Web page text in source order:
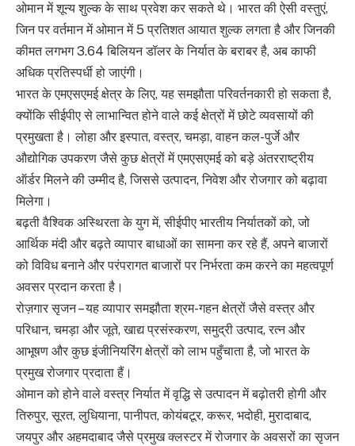
ओमान में शून्य शुल्क के साथ प्रवेश कर सकते थे। भारत की ऐसी वस्तुएं,
जिन पर वर्तमान में ओमान में 5 प्रतिशत आयात शुल्क लगता है और जिनकी
कीमत लगभग 3.64 बिलियन डॉलर के निर्यात के बराबर है, अब काफी
अधिक प्रतिस्पर्धी हो जाएंगी।
भारत के एमएसएमई क्षेत्र के लिए, यह समझौता परिवर्तनकारी हो सकता है,
क्योंकि सीईपीए से लाभान्वित होने वाले कई क्षेत्रों में छोटे व्यवसायों की
प्रमुखता है। लोहा और इस्पात, वस्त्र, चमड़ा, वाहन कल-पुर्जे और
औद्योगिक उपकरण जैसे कुछ क्षेत्रों में एमएसएमई को बड़े अंतरराष्ट्रीय
ऑर्डर मिलने की उम्मीद है, जिससे उत्पादन, निवेश और रोजगार को बढ़ावा
मिलेगा।
बढ़ती वैश्विक अस्थिरता के युग में, सीईपीए भारतीय निर्यातकों को, जो
आर्थिक मंदी और बढ़ते व्यापार बाधाओं का सामना कर रहे हैं, अपने बाजारों
को विविध बनाने और परंपरागत बाजारों पर निर्भरता कम करने का महत्वपूर्ण
अवसर प्रदान करता है।
रोज़गार सृजन – यह व्यापार समझौता श्रम-गहन क्षेत्रों जैसे वस्त्र और
परिधान, चमड़ा और जूते, खाद्य प्रसंस्करण, समुद्री उत्पाद, रत्न और
आभूषण और कुछ इंजीनियरिंग क्षेत्रों को लाभ पहुँचाता है, जो भारत के
प्रमुख रोजगार प्रदाता हैं।
ओमान को होने वाले वस्त्र निर्यात में वृद्धि से उत्पादन में बढ़ोतरी होगी और
तिरुपुर, सूरत, लुधियाना, पानीपत, कोयंबटूर, करूर, भदोही, मुरादाबाद,
जयपुर और अहमदाबाद जैसे प्रमुख क्लस्टर में रोजगार के अवसरों का सृजन